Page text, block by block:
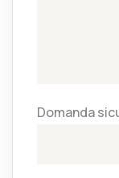
Domanda